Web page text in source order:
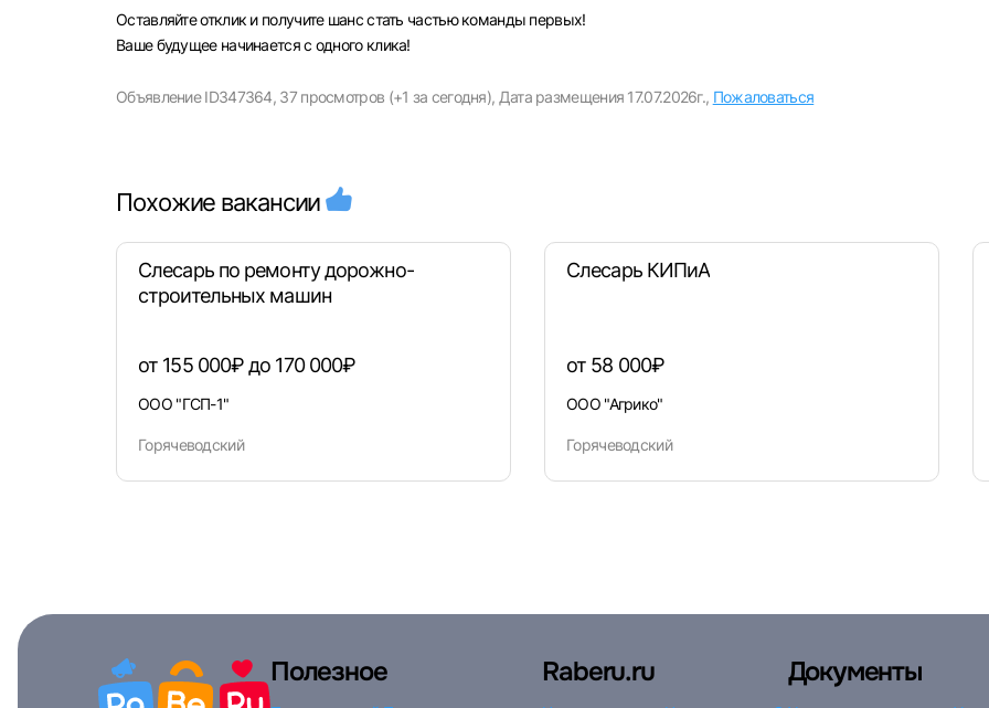
Оставляйте отклик и получите шанс стать частью команды первых!
Ваше будущее начинается с одного клика!
Объявление ID347364, 37 просмотров (+1 за сегодня), Дата размещения 17.07.2026г., Пожаловаться
Похожие вакансии
Слесарь по ремонту дорожно-
строительных машин
от 155 000₽ до 170 000₽
ООО "ГСП-1"
Горячеводский
Слесарь КИПиА
от 58 000₽
ООО "Агрико"
Горячеводский
Полезное Raberu.ru Документы